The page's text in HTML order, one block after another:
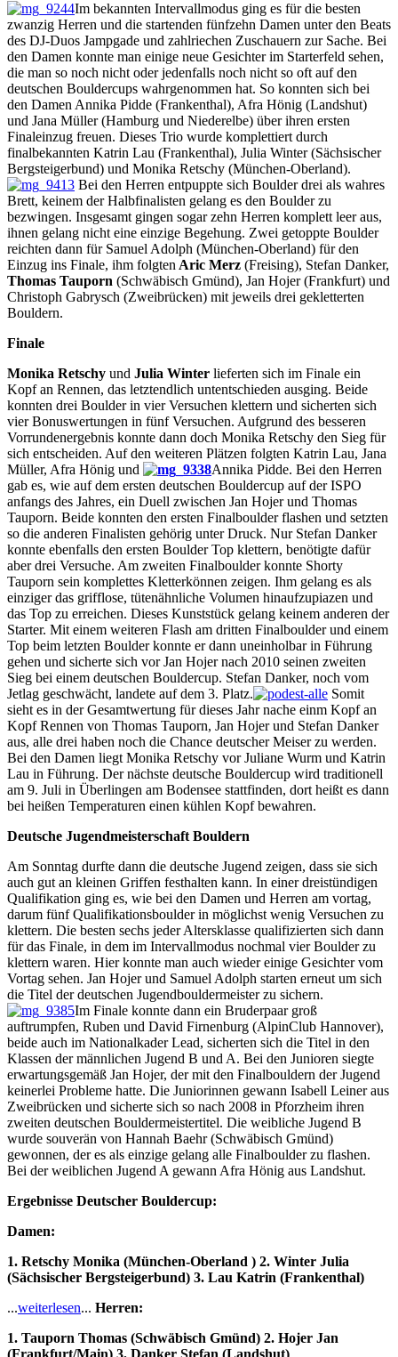
Im bekannten Intervallmodus ging es für die besten
zwanzig Herren und die startenden fünfzehn Damen unter den Beats
des DJ-Duos Jampgade und zahlriechen Zuschauern zur Sache. Bei
den Damen konnte man einige neue Gesichter im Starterfeld sehen,
die man so noch nicht oder jedenfalls noch nicht so oft auf den
deutschen Bouldercups wahrgenommen hat. So konnten sich bei
den Damen Annika Pidde (Frankenthal), Afra Hönig (Landshut)
und Jana Müller (Hamburg und Niederelbe) über ihren ersten
Finaleinzug freuen. Dieses Trio wurde komplettiert durch
finalbekannten Katrin Lau (Frankenthal), Julia Winter (Sächsischer
Bergsteigerbund) und Monika Retschy (München-Oberland).
Bei den Herren entpuppte sich Boulder drei als wahres
Brett, keinem der Halbfinalisten gelang es den Boulder zu
bezwingen. Insgesamt gingen sogar zehn Herren komplett leer aus,
ihnen gelang nicht eine einzige Begehung. Zwei getoppte Boulder
reichten dann für Samuel Adolph (München-Oberland) für den
Einzug ins Finale, ihm folgtenAric Merz (Freising), Stefan Danker,
Thomas Tauporn (Schwäbisch Gmünd), Jan Hojer (Frankfurt) und
Christoph Gabrysch (Zweibrücken) mit jeweils drei gekletterten
Bouldern.
Finale
Monika Retschy und Julia Winter lieferten sich im Finale ein
Kopf an Rennen, das letztendlich untentschieden ausging. Beide
konnten drei Boulder in vier Versuchen klettern und sicherten sich
vier Bonuswertungen in fünf Versuchen. Aufgrund des besseren
Vorrundenergebnis konnte dann doch Monika Retschy den Sieg für
sich entscheiden. Auf den weiteren Plätzen folgten Katrin Lau, Jana
Müller, Afra Hönig und
Annika Pidde. Bei den Herren
gab es, wie auf dem ersten deutschen Bouldercup auf der ISPO
anfangs des Jahres, ein Duell zwischen Jan Hojer und Thomas
Tauporn. Beide konnten den ersten Finalboulder flashen und setzten
so die anderen Finalisten gehörig unter Druck. Nur Stefan Danker
konnte ebenfalls den ersten Boulder Top klettern, benötigte dafür
aber drei Versuche. Am zweiten Finalboulder konnte Shorty
Tauporn sein komplettes Kletterkönnen zeigen. Ihm gelang es als
einziger das grifflose, tütenähnliche Volumen hinaufzupiazen und
das Top zu erreichen. Dieses Kunststück gelang keinem anderen der
Starter. Mit einem weiteren Flash am dritten Finalboulder und einem
Top beim letzten Boulder konnte er dann uneinholbar in Führung
gehen und sicherte sich vor Jan Hojer nach 2010 seinen zweiten
Sieg bei einem deutschen Bouldercup. Stefan Danker, noch vom
Jetlag geschwächt, landete auf dem 3. Platz.
Somit
sieht es in der Gesamtwertung für dieses Jahr nache einm Kopf an
Kopf Rennen von Thomas Tauporn, Jan Hojer und Stefan Danker
aus, alle drei haben noch die Chance deutscher Meiser zu werden.
Bei den Damen liegt Monika Retschy vor Juliane Wurm und Katrin
Lau in Führung. Der nächste deutsche Bouldercup wird traditionell
am 9. Juli in Überlingen am Bodensee stattfinden, dort heißt es dann
bei heißen Temperaturen einen kühlen Kopf bewahren.
Deutsche Jugendmeisterschaft Bouldern
Am Sonntag durfte dann die deutsche Jugend zeigen, dass sie sich
auch gut an kleinen Griffen festhalten kann. In einer dreistündigen
Qualifikation ging es, wie bei den Damen und Herren am vortag,
darum fünf Qualifikationsboulder in möglichst wenig Versuchen zu
klettern. Die besten sechs jeder Altersklasse qualifizierten sich dann
für das Finale, in dem im Intervallmodus nochmal vier Boulder zu
klettern waren. Hier konnte man auch wieder einige Gesichter vom
Vortag sehen. Jan Hojer und Samuel Adolph starten erneut um sich
die Titel der deutschen Jugendbouldermeister zu sichern.
Im Finale konnte dann ein Bruderpaar groß
auftrumpfen, Ruben und David Firnenburg (AlpinClub Hannover),
beide auch im Nationalkader Lead, sicherten sich die Titel in den
Klassen der männlichen Jugend B und A. Bei den Junioren siegte
erwartungsgemäß Jan Hojer, der mit den Finalbouldern der Jugend
keinerlei Probleme hatte. Die Juniorinnen gewann Isabell Leiner aus
Zweibrücken und sicherte sich so nach 2008 in Pforzheim ihren
zweiten deutschen Bouldermeistertitel. Die weibliche Jugend B
wurde souverän von Hannah Baehr (Schwäbisch Gmünd)
gewonnen, der es als einzige gelang alle Finalboulder zu flashen.
Bei der weiblichen Jugend A gewann Afra Hönig aus Landshut.
Ergebnisse Deutscher Bouldercup:
Damen:
1. Retschy Monika (München-Oberland ) 2. Winter Julia
(Sächsischer Bergsteigerbund) 3. Lau Katrin (Frankenthal)
...weiterlesen... Herren:
1. Tauporn Thomas (Schwäbisch Gmünd) 2. Hojer Jan